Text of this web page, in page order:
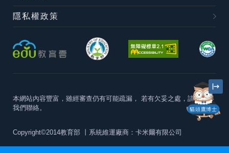
貓頭鷹博士
隱私權政策
本網站內容豐富，雖經審查仍有可能疏漏， 若有欠妥之處，請隨時與
我們聯絡。
Copyright©2014教育部 丨系統維運廠商：卡米爾有限公司